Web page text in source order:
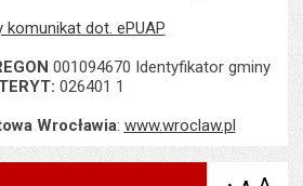
komunikat dot. ePUAP
001094670 Identyfikator gminy
TERYT: 026401 1
Wrocławia: www.wroclaw.pl